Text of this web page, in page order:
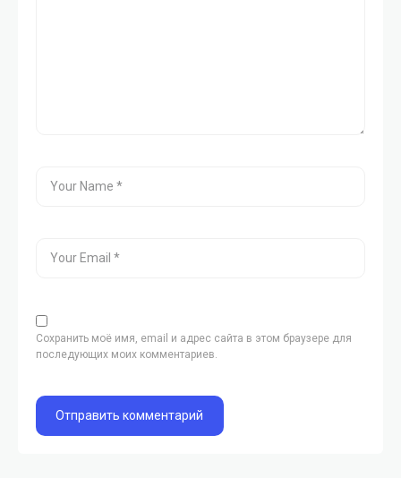
Сохранить моё имя, email и адрес сайта в этом браузере для
последующих моих комментариев.